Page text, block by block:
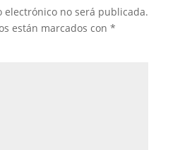
electrónico no será publicada.
están marcados con *